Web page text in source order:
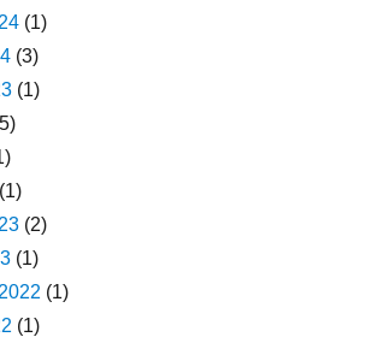
(1)
(3)
(1)
(1)
(2)
(1)
(1)
(1)